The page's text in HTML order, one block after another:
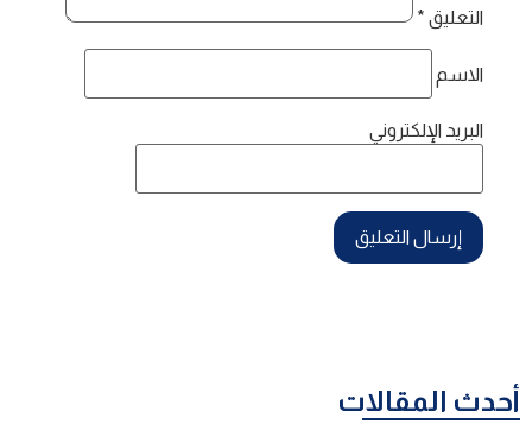
التعليق *
الاسم
البريد الإلكتروني
أحدث المقالات